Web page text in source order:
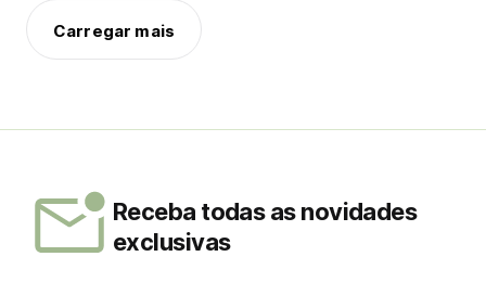
Carregar mais
Receba todas as novidades
exclusivas